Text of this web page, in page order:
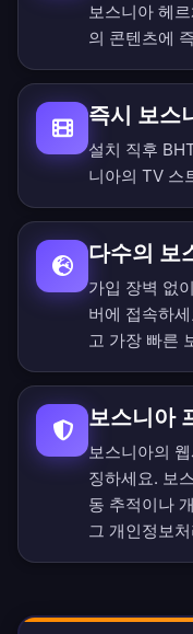
보스니아 헤
의 콘텐츠에
즉시 보스
설치 직후
니아의 TV 스
다수의 보
가입 장벽 없
버에 접속하
고 가장 빠른
보스니아
보스니아의
징하세요. 보
동 추적이나
그 개인정보